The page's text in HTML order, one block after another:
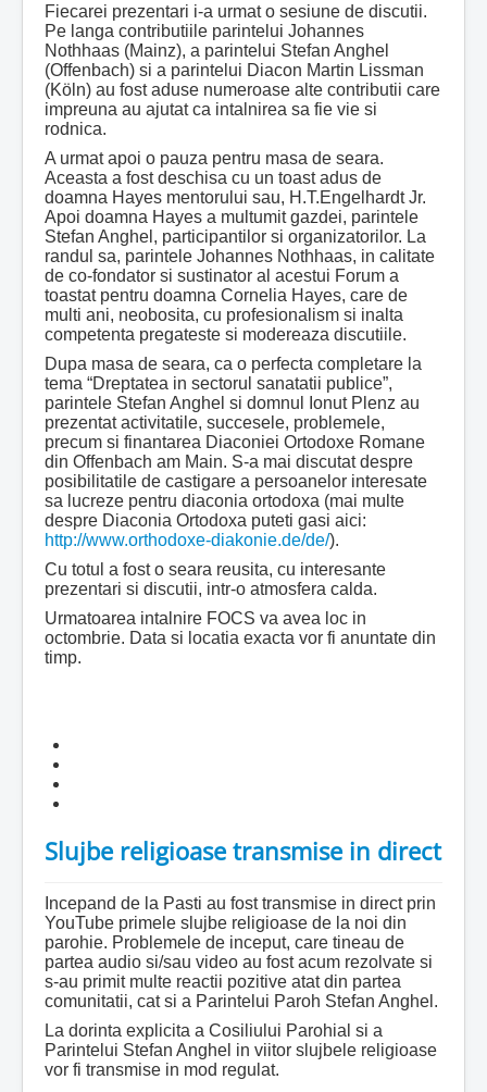
Fiecarei prezentari i-a urmat o sesiune de discutii.
Pe langa contributiile parintelui Johannes
Nothhaas (Mainz), a parintelui Stefan Anghel
(Offenbach) si a parintelui Diacon Martin Lissman
(Köln) au fost aduse numeroase alte contributii care
impreuna au ajutat ca intalnirea sa fie vie si
rodnica.
A urmat apoi o pauza pentru masa de seara.
Aceasta a fost deschisa cu un toast adus de
doamna Hayes mentorului sau, H.T.Engelhardt Jr.
Apoi doamna Hayes a multumit gazdei, parintele
Stefan Anghel, participantilor si organizatorilor. La
randul sa, parintele Johannes Nothhaas, in calitate
de co-fondator si sustinator al acestui Forum a
toastat pentru doamna Cornelia Hayes, care de
multi ani, neobosita, cu profesionalism si inalta
competenta pregateste si modereaza discutiile.
Dupa masa de seara, ca o perfecta completare la
tema “Dreptatea in sectorul sanatatii publice”,
parintele Stefan Anghel si domnul Ionut Plenz au
prezentat activitatile, succesele, problemele,
precum si finantarea Diaconiei Ortodoxe Romane
din Offenbach am Main. S-a mai discutat despre
posibilitatile de castigare a persoanelor interesate
sa lucreze pentru diaconia ortodoxa (mai multe
despre Diaconia Ortodoxa puteti gasi aici:
http://www.orthodoxe-diakonie.de/de/).
Cu totul a fost o seara reusita, cu interesante
prezentari si discutii, intr-o atmosfera calda.
Urmatoarea intalnire FOCS va avea loc in
octombrie. Data si locatia exacta vor fi anuntate din
timp.
Slujbe religioase transmise in direct
Incepand de la Pasti au fost transmise in direct prin
YouTube primele slujbe religioase de la noi din
parohie. Problemele de inceput, care tineau de
partea audio si/sau video au fost acum rezolvate si
s-au primit multe reactii pozitive atat din partea
comunitatii, cat si a Parintelui Paroh Stefan Anghel.
La dorinta explicita a Cosiliului Parohial si a
Parintelui Stefan Anghel in viitor slujbele religioase
vor fi transmise in mod regulat.